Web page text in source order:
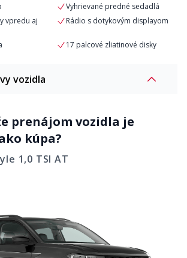
Vyhrievané predné sedadlá
vpredu aj
Rádio s dotykovým displayom
17 palcové zliatinové disky
vozidla
mobilné
Centrálne zamykanie s
diaľkovým ovládaním
okná vpredu
Elektronická parkovacia brzda
prenájom vozidla je
kúpa?
1,0 TSI AT